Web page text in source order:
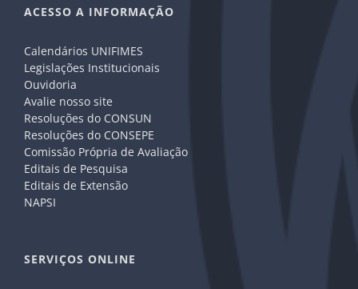
ACESSO A INFORMAÇÃO
Calendários UNIFIMES
Legislações Institucionais
Ouvidoria
Avalie nosso site
Resoluções do CONSUN
Resoluções do CONSEPE
Comissão Própria de Avaliação
Editais de Pesquisa
Editais de Extensão
NAPSI
SERVIÇOS ONLINE